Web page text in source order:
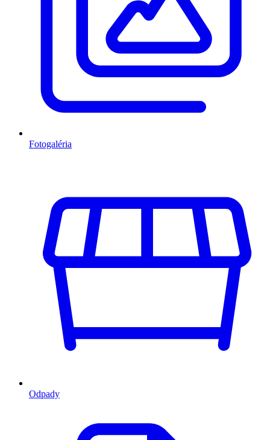
Fotogaléria
Odpady